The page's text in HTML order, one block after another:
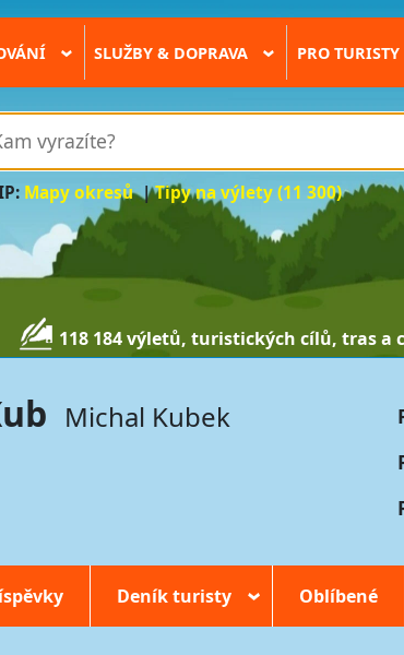
› SLUŽBY & DOPRAVA › PRO TURISTY
Mapy okresů|Tipy na výlety (11 300)
118 184 výletů, turistických cílů, tras a
Michal Kubek
Deník turisty › Oblíbené